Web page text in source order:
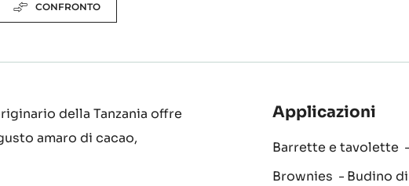
CONFRONTO
della Tanzania offre
amaro di cacao,
Applicazioni
Barrette e tavolette
Brownies
Budino